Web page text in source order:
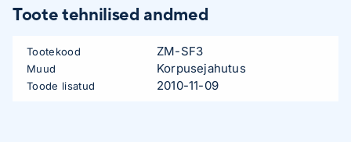
Toote tehnilised andmed
Tootekood ZM-SF3
Muud Korpusejahutus
Toode lisatud 2010-11-09